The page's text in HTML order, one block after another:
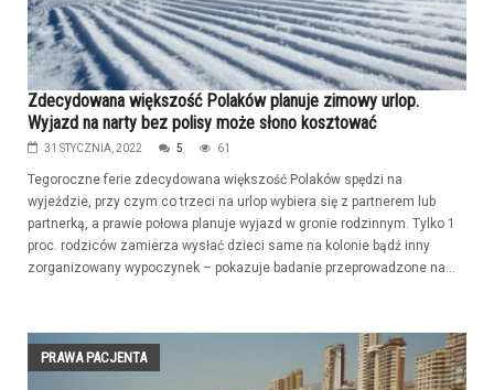
Zdecydowana większość Polaków planuje zimowy urlop.
Wyjazd na narty bez polisy może słono kosztować
31 STYCZNIA, 2022 5 61
Tegoroczne ferie zdecydowana większość Polaków spędzi na
wyjeździe, przy czym co trzeci na urlop wybiera się z partnerem lub
partnerką, a prawie połowa planuje wyjazd w gronie rodzinnym. Tylko 1
proc. rodziców zamierza wysłać dzieci same na kolonie bądź inny
zorganizowany wypoczynek – pokazuje badanie przeprowadzone na...
PRAWA PACJENTA